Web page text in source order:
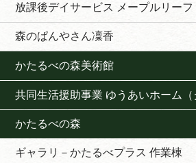
放課後デイサービス メープルリーフ
森のぱんやさん凜香
かたるべの森美術館
共同生活援助事業 ゆうあいホーム（
かたるべの森
ギャラリ－かたるべプラス 作業棟